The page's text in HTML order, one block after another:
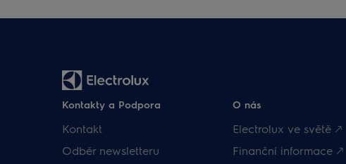
Kontakty a Podpora
Kontakt
Odběr newsletteru
O nás
Electrolux ve světě 🡕
Finanční informace 🡕